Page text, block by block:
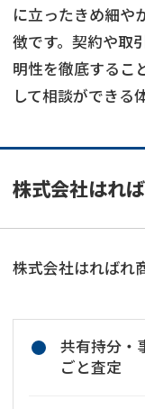
に立ったきめ細や
徴です。契約や取
明性を徹底するこ
して相談ができる
株式会社はれ
株式会社はればれ
共有持分・
ごと査定